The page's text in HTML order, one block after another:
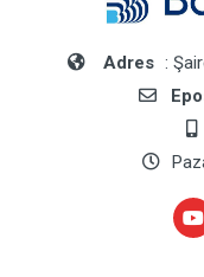
Adres :